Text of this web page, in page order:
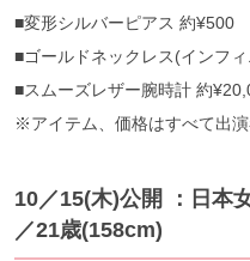
■変形シルバーピアス 約¥500
■ゴールドネックレス(インフ
■スムーズレザー腕時計 約
※アイテム、価格はすべて出演
10／15(木)公開 ：日本
／21歳(158cm)